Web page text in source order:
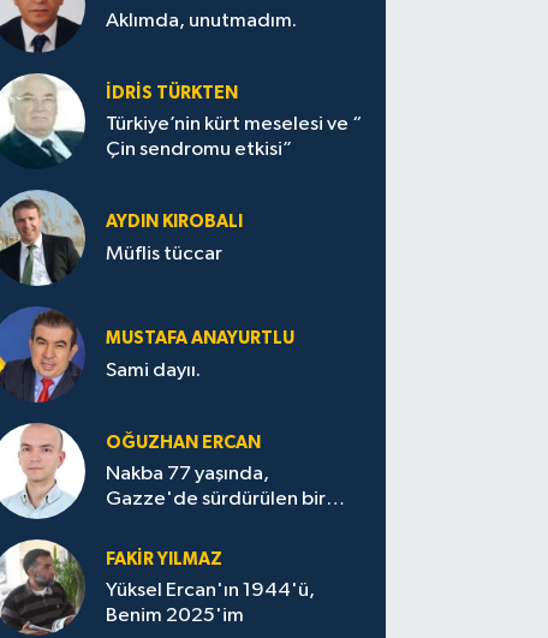
Aklımda, unutmadım.
İDRİS TÜRKTEN
Türkiye’nin kürt meselesi ve “
Çin sendromu etkisi”
AYDIN KIROBALI
Müflis tüccar
MUSTAFA ANAYURTLU
Sami dayıı.
OĞUZHAN ERCAN
Nakba 77 yaşında,
Gazze'de sürdürülen bir
FAKİR YILMAZ
Yüksel Ercan'ın 1944'ü,
Benim 2025'im